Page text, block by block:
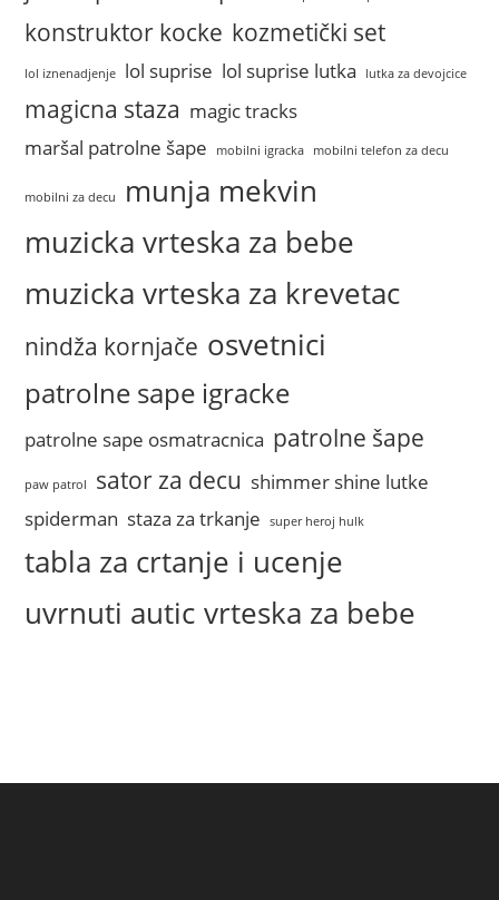
konstruktor kocke kozmetički set
lol iznenadjenje lol suprise lol suprise lutka lutka za devojcice
magicna staza magic tracks
maršal patrolne šape
mobilni igracka mobilni telefon za decu
mobilni za decu
munja mekvin
muzicka vrteska za bebe
muzicka vrteska za krevetac
nindža kornjače osvetnici
patrolne sape igracke
patrolne sape osmatracnica patrolne šape
paw patrol sator za decu shimmer shine lutke
spiderman staza za trkanje super heroj hulk
tabla za crtanje i ucenje
uvrnuti autic vrteska za bebe